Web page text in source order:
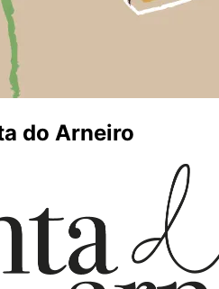
do Arneiro